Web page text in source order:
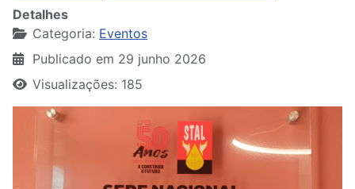
Detalhes
Categoria: Eventos
Publicado em 29 junho 2026
Visualizações: 185